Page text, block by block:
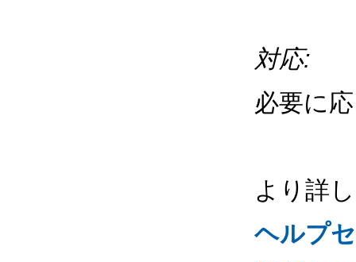
対応:
必要に
より詳
ヘルプ